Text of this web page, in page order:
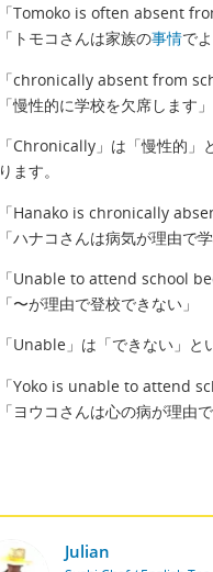
「Tomoko is often absent
「トモコさんは家族の事情で
「chronically absent from
「慢性的に学校を欠席します」
「Chronically」は「慢性的」
ります。
「Hanako is chronically
「ハナコさんは病気が理由で
「Unable to attend school
「〜が理由で登校できない」
「Unable」は「できない」と
「Yoko is unable to attend
「ヨウコさんは心の病が理由
Julian